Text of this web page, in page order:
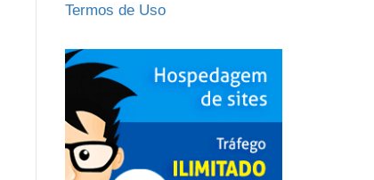
Termos de Uso